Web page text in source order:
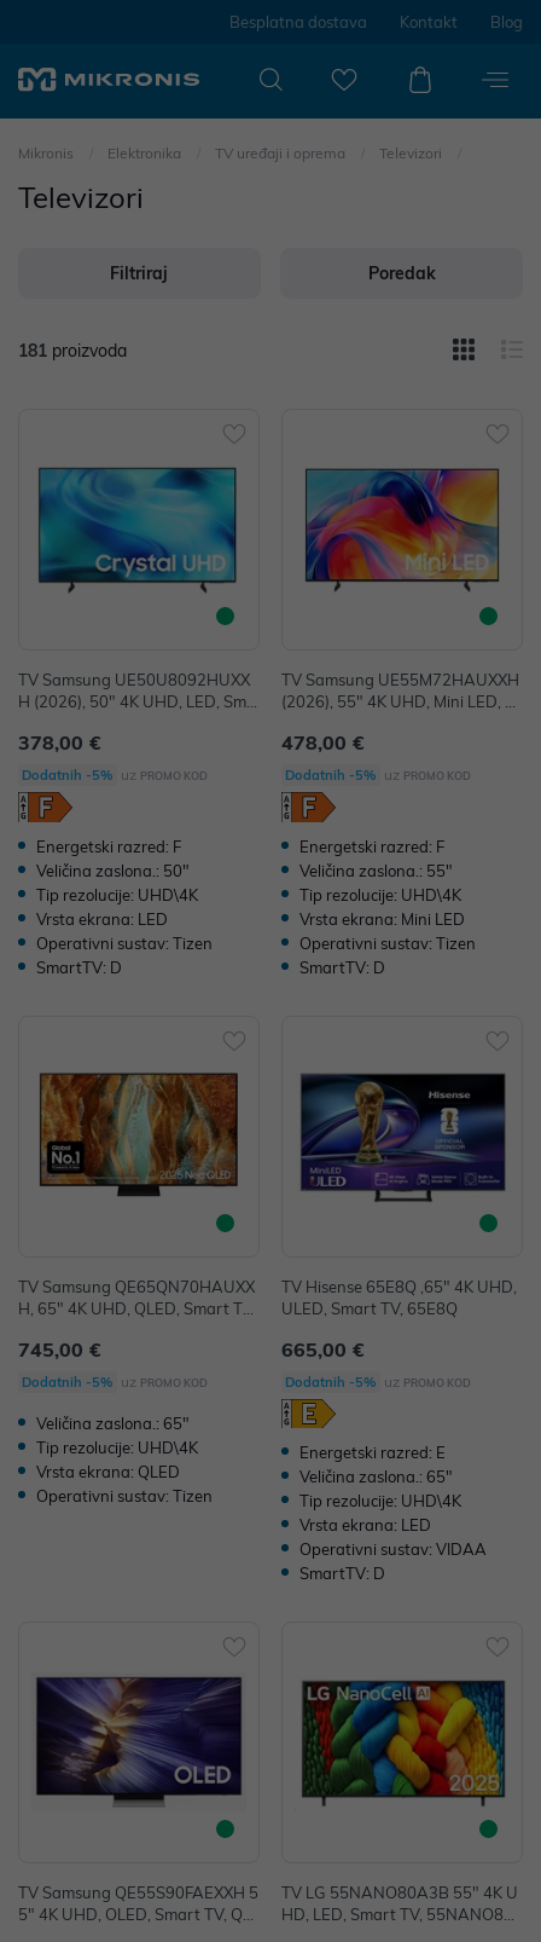
Besplatna dostava Kontakt Blog
Mikronis Elektronika TV uređaji i oprema Televizori
Televizori
Filtriraj Poredak
181 proizvoda
TV Samsung UE50U8092HUXX
H (2026), 50" 4K UHD, LED, Sma
378,00 €
Dodatnih -5% uz PROMO KOD
Energetski razred: F
Veličina zaslona.: 50"
Tip rezolucije: UHD\4K
Vrsta ekrana: LED
Operativni sustav: Tizen
SmartTV: D
TV Samsung UE55M72HAUXXH
(2026), 55" 4K UHD, Mini LED, S
478,00 €
Dodatnih -5% uz PROMO KOD
Energetski razred: F
Veličina zaslona.: 55"
Tip rezolucije: UHD\4K
Vrsta ekrana: Mini LED
Operativni sustav: Tizen
SmartTV: D
TV Samsung QE65QN70HAUXX
H, 65" 4K UHD, QLED, Smart TV,
745,00 €
Dodatnih -5% uz PROMO KOD
Veličina zaslona.: 65"
Tip rezolucije: UHD\4K
Vrsta ekrana: QLED
Operativni sustav: Tizen
TV Hisense 65E8Q ,65" 4K UHD,
ULED, Smart TV, 65E8Q
665,00 €
Dodatnih -5% uz PROMO KOD
Energetski razred: E
Veličina zaslona.: 65"
Tip rezolucije: UHD\4K
Vrsta ekrana: LED
Operativni sustav: VIDAA
SmartTV: D
TV Samsung QE55S90FAEXXH 5
5" 4K UHD, OLED, Smart TV, QE
TV LG 55NANO80A3B 55" 4K U
HD, LED, Smart TV, 55NANO80